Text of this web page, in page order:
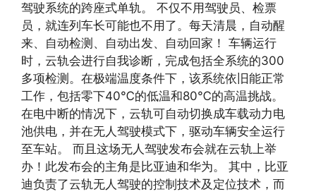
驾驶系统的跨座式单轨。 不仅不用驾驶员、检票
员，就连列车长可能也不用了。每天清晨，自动醒
来、自动检测、自动出发、自动回家！ 车辆运行
时，云轨会进行自我诊断，完成包括全系统的300
多项检测。在极端温度条件下，该系统依旧能正常
工作，包括零下40℃的低温和80℃的高温挑战。
在电中断的情况下，云轨可自动切换成车载动力电
池供电，并在无人驾驶模式下，驱动车辆安全运行
至车站。 而且这场无人驾驶发布会就在云轨上举
办！此发布会的主角是比亚迪和华为。 其中，比亚
迪负责了云轨无人驾驶的控制技术及定位技术，而